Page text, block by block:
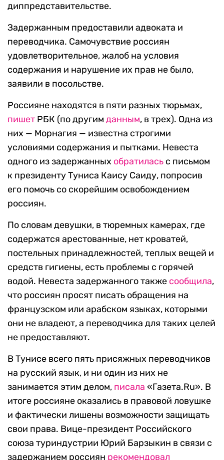
диппредставительстве.
Задержанным предоставили адвоката и
переводчика. Самочувствие россиян
удовлетворительное, жалоб на условия
содержания и нарушение их прав не было,
заявили в посольстве.
Россияне находятся в пяти разных тюрьмах,
пишет РБК (по другим данным, в трех). Одна из
них — Морнагия — известна строгими
условиями содержания и пытками. Невеста
одного из задержанных обратилась с письмом
к президенту Туниса Каису Саиду, попросив
его помочь со скорейшим освобождением
россиян.
По словам девушки, в тюремных камерах, где
содержатся арестованные, нет кроватей,
постельных принадлежностей, теплых вещей и
средств гигиены, есть проблемы с горячей
водой. Невеста задержанного также сообщила,
что россиян просят писать обращения на
французском или арабском языках, которыми
они не владеют, а переводчика для таких целей
не предоставляют.
В Тунисе всего пять присяжных переводчиков
на русский язык, и ни один из них не
занимается этим делом, писала «Газета.Ru». В
итоге россияне оказались в правовой ловушке
и фактически лишены возможности защищать
свои права. Вице-президент Российского
союза туриндустрии Юрий Барзыкин в связи с
задержанием россиян рекомендовал